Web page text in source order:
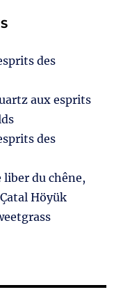
des
aux esprits
des
liber du chêne,
Höyük